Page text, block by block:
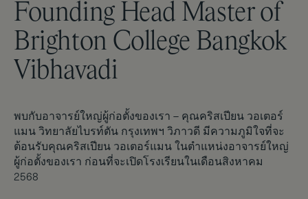
Founding Head Master of
Brighton College Bangkok
Vibhavadi
พบกับอาจารย์ใหญ่ผู้ก่อตั้งของเรา – คุณคริสเปียน วอเตอร์
แมน วิทยาลัยไบรท์ตัน กรุงเทพฯ วิภาวดี มีความภูมิใจที่จะ
ต้อนรับคุณคริสเปียน วอเตอร์แมน ในตำแหน่งอาจารย์ใหญ่
ผู้ก่อตั้งของเรา ก่อนที่จะเปิดโรงเรียนในเดือนสิงหาคม
2568